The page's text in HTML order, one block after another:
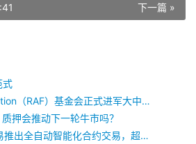
下一篇 »
式
Royal Angel Foundation（RAF）基金会正式进军大中华市场
押会推动下一轮牛市吗？
Uplus联合币安、欧易推出全自动智能化合约交易，超强抗风险能力，月化收益30-60%，限时开放中